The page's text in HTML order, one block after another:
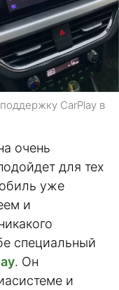
CarPlay в
очень
для тех
уже
и
специальный
. Он
и